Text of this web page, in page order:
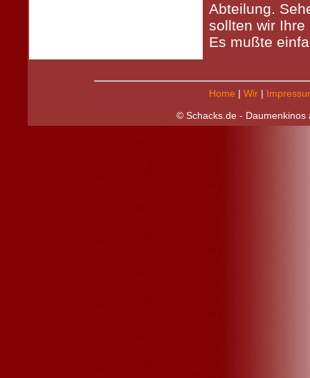
Abteilung.
sollten wir
Es mußte
Home | Wir|
© Schacks.de - Daumenkinos